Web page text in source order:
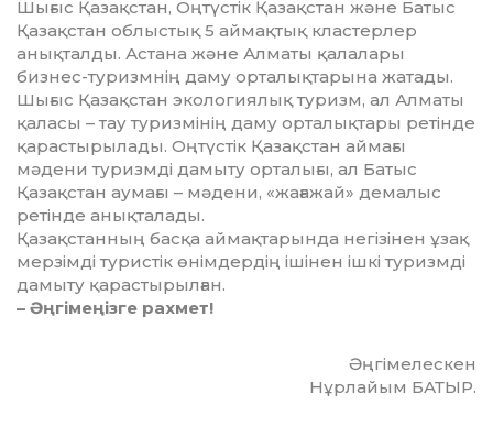
Шығыс Қазақстан, Оңтүстік Қазақстан және Батыс
Қазақстан облыс­тық 5 аймақтық кластерлер
анықталды. Астана және Алматы қалалары
бизнес-туризмнің даму орталықтарына жатады.
Шығыс Қазақстан экологиялық туризм, ал Алматы
қаласы – тау туризмінің даму орталықтары ретінде
қарастырылады. Оңтүстік Қазақстан аймағы
мәдени туризмді дамыту орталығы, ал Батыс
Қазақстан аумағы – мәдени, «жағажай» демалыс
ретінде анықталады.
Қазақстанның басқа аймақтарында негізінен ұзақ
мерзімді туристік өнім­дердің ішінен ішкі туризмді
дамыту қарастырылған.
– Әңгімеңізге рахмет!
Әңгімелескен
Нұрлайым БАТЫР.